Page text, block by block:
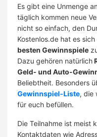
Es gibt eine Unmenge
täglich kommen neue
nicht so einfach, den
Kostenlos.de hat es
besten Gewinnspiele
Dazu gehören natürlich
Geld- und Auto-
Beliebtheit. Besonders
Gewinnspiel-Liste, die
für euch befüllen.
Die Teilnahme ist meist
Kontaktdaten wie